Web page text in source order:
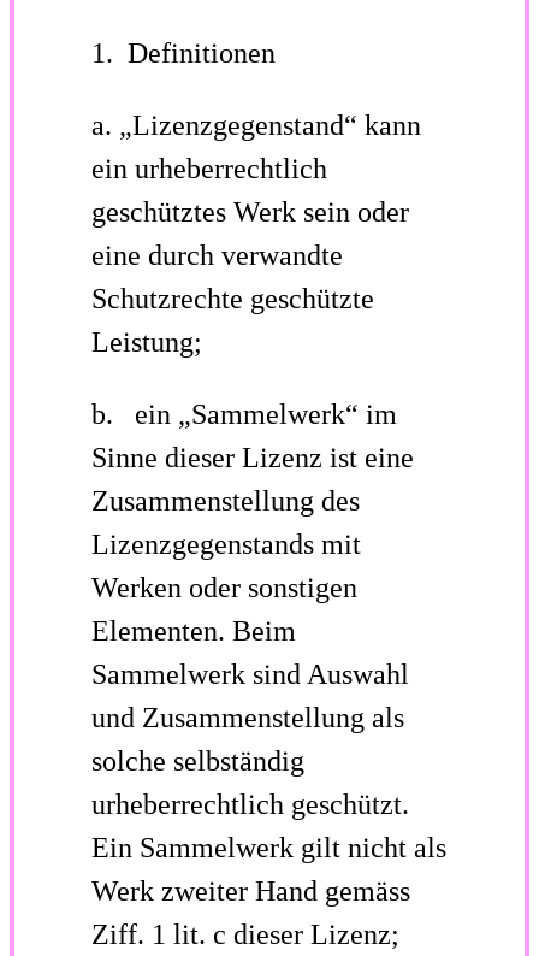
1. Definitionen
a. „Lizenzgegenstand“ kann
ein urheberrechtlich
geschütztes Werk sein oder
eine durch verwandte
Schutzrechte geschützte
Leistung;
b. ein „Sammelwerk“ im
Sinne dieser Lizenz ist eine
Zusammenstellung des
Lizenzgegenstands mit
Werken oder sonstigen
Elementen. Beim
Sammelwerk sind Auswahl
und Zusammenstellung als
solche selbständig
urheberrechtlich geschützt.
Ein Sammelwerk gilt nicht als
Werk zweiter Hand gemäss
Ziff. 1 lit. c dieser Lizenz;